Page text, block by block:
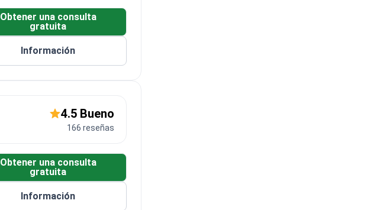
Obtener una consulta
gratuita
Información
4.5 Bueno
166 reseñas
Obtener una consulta
gratuita
Información